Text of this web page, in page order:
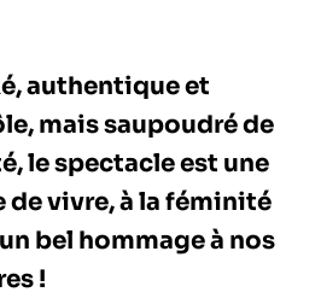
authentique et
mais saupoudré de
le spectacle est une
de vivre, à la féminité
bel hommage à nos
!